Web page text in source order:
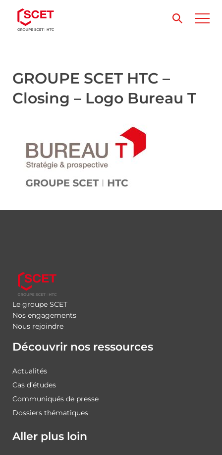
GROUPE SCET HTC –
Closing – Logo Bureau T
Le groupe SCET
Nos engagements
Nous rejoindre
Découvrir nos ressources
Actualités
Cas d’études
Communiqués de presse
Dossiers thématiques
Aller plus loin